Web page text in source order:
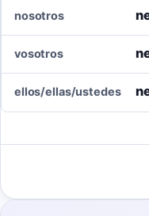
nosotros
vosotros
ellos/ellas/ustedes